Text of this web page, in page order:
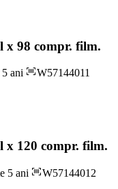
x 98 compr. film.
ani
W57144011
x 120 compr. film.
5 ani
W57144012